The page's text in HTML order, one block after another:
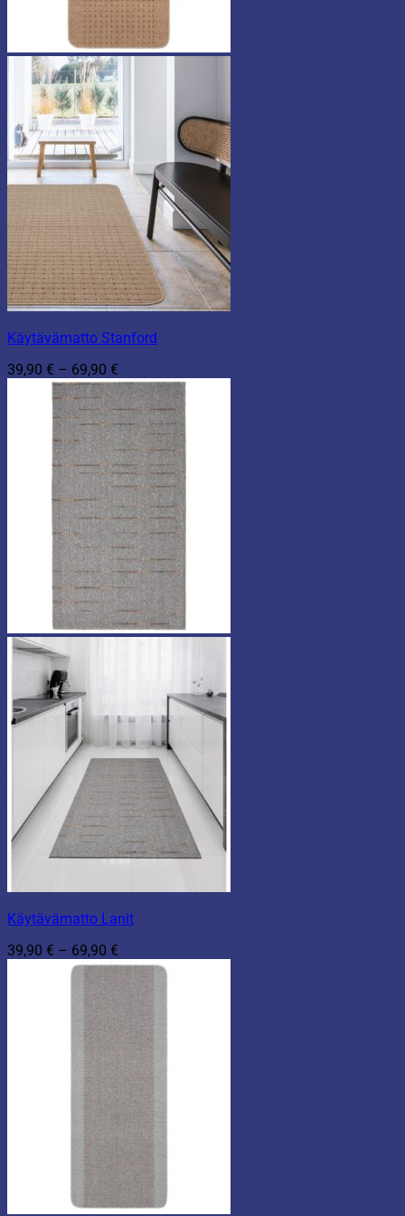
Käytävämatto Stanford
39,90 € – 69,90 €
39,90 €
69,90 €
Käytävämatto Lanit
39,90 € – 69,90 €
39,90 €
69,90 €